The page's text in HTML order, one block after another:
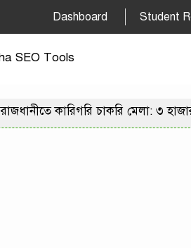
Dashboard Student
SEO Tools
কারিগরি চাকরি মেলা: ৩ হাজার